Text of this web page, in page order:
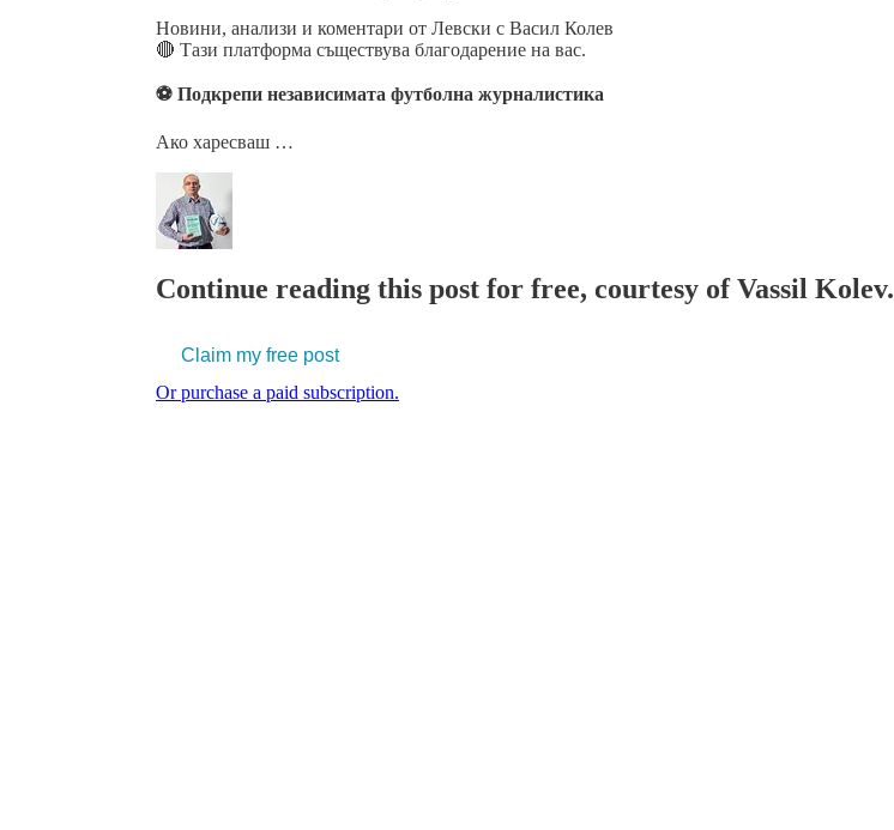
Новини, анализи и коментари от Левски с Васил Колев
🔴 Тази платформа съществува благодарение на вас.
⚽ Подкрепи независимата футболна журналистика
Ако харесваш …
Continue reading this post for free, courtesy of Vassil Kolev.
Claim my free post
Or purchase a paid subscription.